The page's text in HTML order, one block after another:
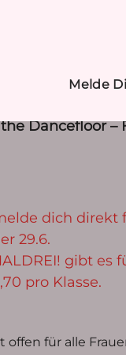
Melde
die wir on
der Stunde
und
Dancefloor –
dich direkt
29.6.
gibt es
pro Klasse.
offen für alle